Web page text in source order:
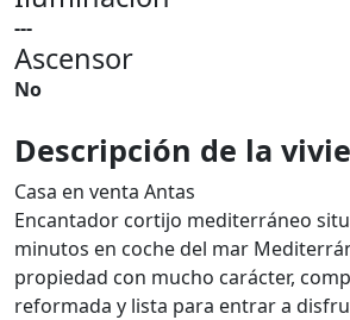
---
Ascensor
No
Descripción de la
Casa en venta Antas
Encantador cortijo mediterráneo
minutos en coche del mar
propiedad con mucho carácter,
reformada y lista para entrar a